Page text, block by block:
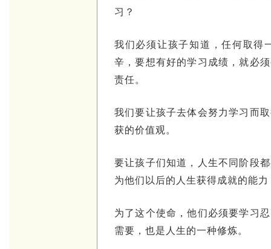
习？
我们必须让孩子知道，任何取得
辛，要想有好的学习成绩，就必
责任。
我们要让孩子去体会努力学习而
获的价值观。
要让孩子们知道，人生不同阶段
为他们以后的人生获得成就的能
为了这个使命，他们必须要学习
需要，也是人生的一种修炼。